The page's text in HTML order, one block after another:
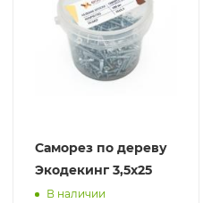
Саморез по дереву
Экодекинг 3,5х25
В наличии